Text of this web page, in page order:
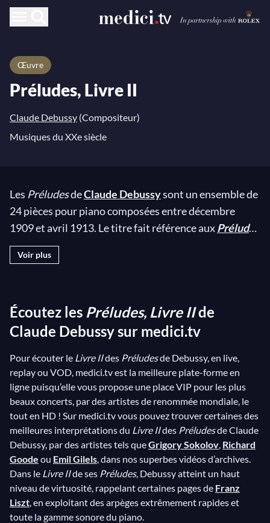
Œuvre
Préludes, Livre II
Claude Debussy (Compositeur)
Musiques du XXe siècle
Les PréludesdeClaude Debussysont un ensemble de
24 pièces pour piano composées entre décembre
1909 et avril 1913. Le titre fait référence auxPréludes
deFrédéric Chopin
forme musicale du prélude, mais l’avait anoblie, en la
anarchique de la forme du prélude adoptée par
Chopin, et il compose rapidement unLivre I
en une seule journée. Dans leLivre II, le compositeur
mène son auditeur dans un royaume féérique peuplé
de créatures magiques : chez les fées dans le prélude
n° 4, ou encore chez la nymphe Ondine dans le n° 8,
pour terminer par de splendides feux d’artifices dans
le n° 12… Le but de Debussy, en effet, est alors de
libérer l’imagination de son auditeur et, peut-être, la
sienne aussi. Comme Debussy lui-même l’avait
déclaré à propos de ses
Estampes
: « Quand on n'a pas
les moyens de se payer des voyages, il faut suppléer
Voir plus
Écoutez les Préludes, Livre IIde
Claude Debussy sur medici.tv
Pour écouter le Livre IIdes Préludesde Debussy, en live,
replay ou VOD, medici.tv est la meilleure plate-forme en
ligne puisqu’elle vous propose une place VIP pour les plus
beaux concerts, par des artistes de renommée mondiale, le
tout en HD ! Sur medici.tv vous pouvez trouver certaines des
meilleures interprétations du Livre IIdes Préludesde Claude
Debussy, par des artistes tels queGrigory Sokolov, Richard
Goode ou Emil Gilels, dans nos superbes vidéos d’archives.
Dans le Livre IIde ses Préludes, Debussy atteint un haut
niveau de virtuosité, rappelant certaines pages de Franz
Liszt, en exploitant des arpèges extrêmement rapides et
toute la gamme sonore du piano.